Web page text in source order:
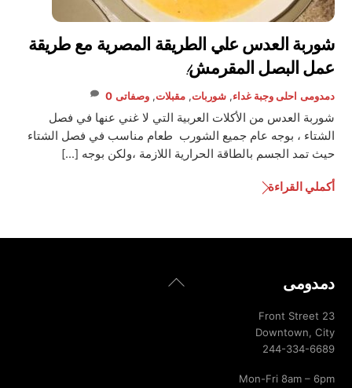
شوربة العدس علي الطريقة المصرية مع طريقة
عمل البصل المقرمش!
دمدومى احلى وجبة غداء,شوربات,مقبلات,وصفاتى 0
شوربة العدس من الأكلات العربية التي لا غني عنها في فصل
الشتاء ، بوجه عام جميع الشورب طعام مناسب في فصل الشتاء
حيث تمد الجسم بالطاقة الحرارية اللازمة ،ولكن بوجه […]
أكملي القراءة
Back
دمدومى
23 Front Street
Downtown, City
244-334-6689
Mon-Fri 8am – 6pm